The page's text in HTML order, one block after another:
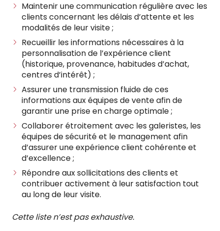
Maintenir une communication régulière avec les
clients concernant les délais d’attente et les
modalités de leur visite ;
Recueillir les informations nécessaires à la
personnalisation de l’expérience client
(historique, provenance, habitudes d’achat,
centres d’intérêt) ;
Assurer une transmission fluide de ces
informations aux équipes de vente afin de
garantir une prise en charge optimale ;
Collaborer étroitement avec les galeristes, les
équipes de sécurité et le management afin
d’assurer une expérience client cohérente et
d’excellence ;
Répondre aux sollicitations des clients et
contribuer activement à leur satisfaction tout
au long de leur visite.
Cette liste n’est pas exhaustive.